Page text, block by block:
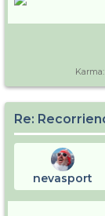
Karma:
Re:
nevasport